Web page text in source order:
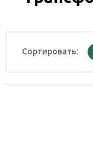
Сортировать: